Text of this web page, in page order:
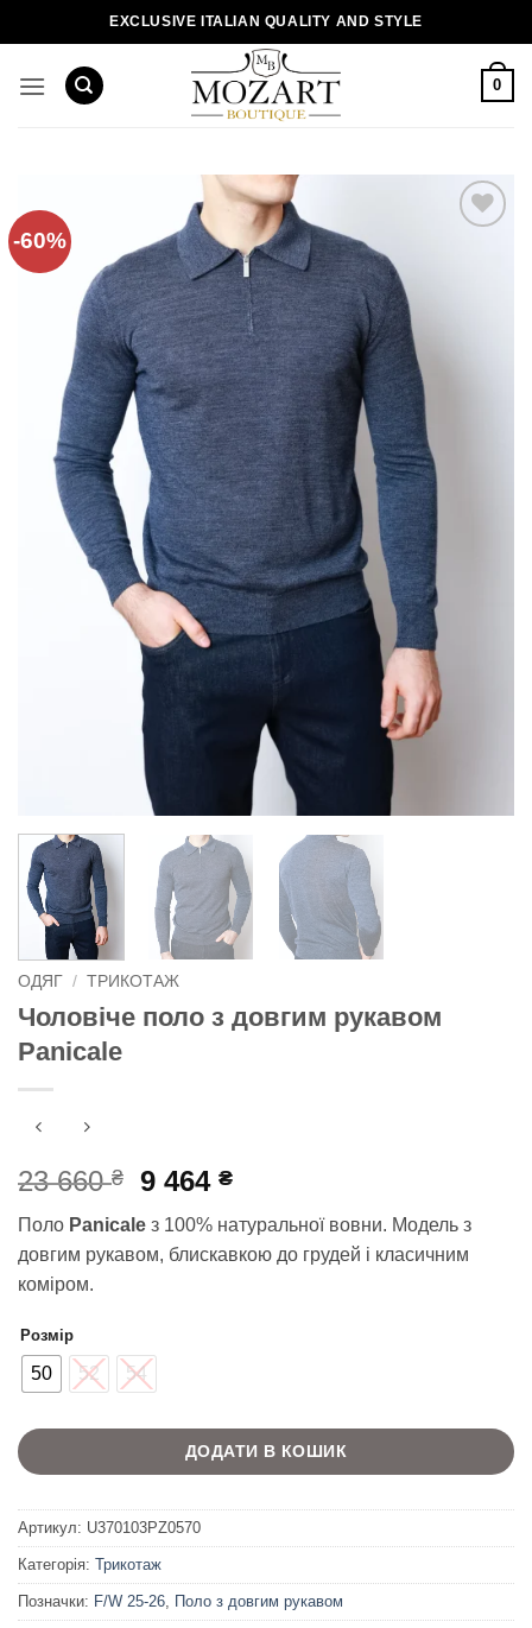
EXCLUSIVE ITALIAN QUALITY AND STYLE
0
-60%
ОДЯГ / ТРИКОТАЖ
Чоловіче поло з довгим рукавом
Panicale
23 660₴
Оригінальна
23
660 ₴.
9 464₴Поточна
9
464 ₴.
Поло Panicale з 100% натуральної вовни. Модель з
довгим рукавом, блискавкою до грудей і класичним
коміром.
Розмір
50 52 54
ДОДАТИ В КОШИК
Артикул: U370103PZ0570
Категорія: Трикотаж
Позначки: F/W 25-26, Поло з довгим рукавом